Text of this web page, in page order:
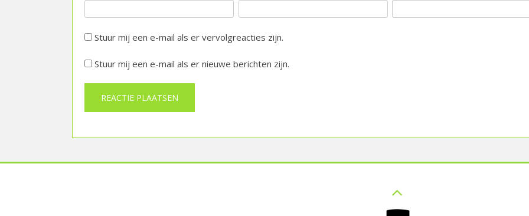
Stuur mij een e-mail als er vervolgreacties zijn.
Stuur mij een e-mail als er nieuwe berichten zijn.